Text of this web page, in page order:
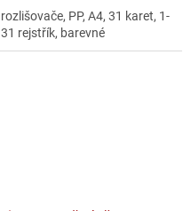
hvězdiček.
rozlišovače, PP, A4, 31 karet, 1-
31 rejstřík, barevné